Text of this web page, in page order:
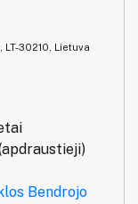
LT-30210, Lietuva
Bendrojo